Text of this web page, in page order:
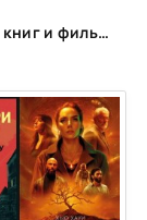
Цитаты из книг и фильмов, которые помогут не сдаться в трудную минуту или после неудачи